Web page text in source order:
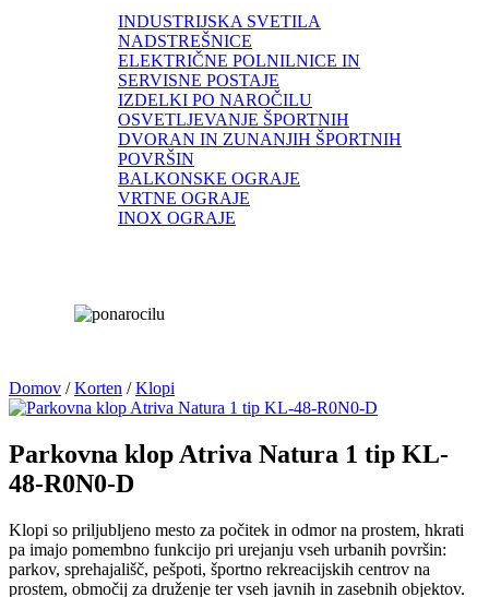
INDUSTRIJSKA SVETILA
NADSTREŠNICE
ELEKTRIČNE POLNILNICE IN
SERVISNE POSTAJE
IZDELKI PO NAROČILU
OSVETLJEVANJE ŠPORTNIH
DVORAN IN ZUNANJIH ŠPORTNIH
POVRŠIN
BALKONSKE OGRAJE
VRTNE OGRAJE
INOX OGRAJE
Domov / Korten / Klopi
Parkovna klop Atriva Natura 1 tip KL-
48-R0N0-D
Klopi so priljubljeno mesto za počitek in odmor na prostem, hkrati
pa imajo pomembno funkcijo pri urejanju vseh urbanih površin:
parkov, sprehajališč, pešpoti, športno rekreacijskih centrov na
prostem, območij za druženje ter vseh javnih in zasebnih objektov.